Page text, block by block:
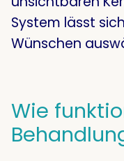
System lässt
Wünschen
Wie